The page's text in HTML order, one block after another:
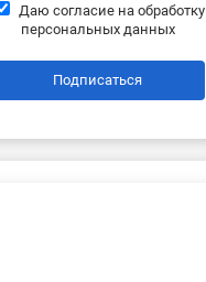
Даю согласие на обработку
персональных данных
Подписаться